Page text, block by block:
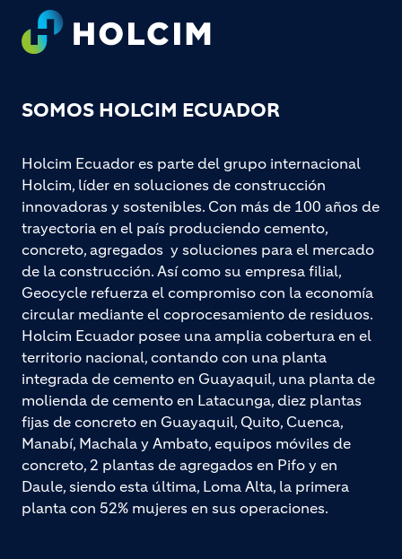
Footer
SOMOS HOLCIM ECUADOR
Holcim Ecuador es parte del grupo internacional
Holcim, líder en soluciones de construcción
innovadoras y sostenibles. Con más de 100 años de
trayectoria en el país produciendo cemento,
concreto, agregados y soluciones para el mercado
de la construcción. Así como su empresa filial,
Geocycle refuerza el compromiso con la economía
circular mediante el coprocesamiento de residuos.
Holcim Ecuador posee una amplia cobertura en el
territorio nacional, contando con una planta
integrada de cemento en Guayaquil, una planta de
molienda de cemento en Latacunga, diez plantas
fijas de concreto en Guayaquil, Quito, Cuenca,
Manabí, Machala y Ambato, equipos móviles de
concreto, 2 plantas de agregados en Pifo y en
Daule, siendo esta última, Loma Alta, la primera
planta con 52% mujeres en sus operaciones.